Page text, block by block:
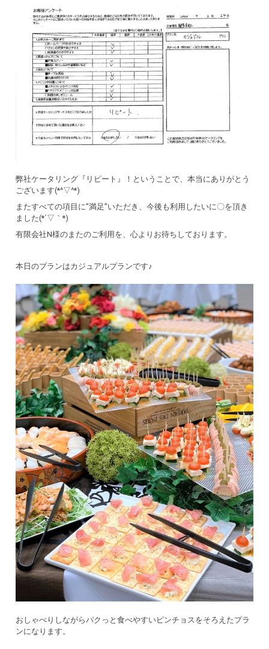
弊社ケータリング『リピート』！ということで、本当にありがとう
ございます(*^▽^*)
またすべての項目に”満足”いただき、今後も利用したいに〇を頂き
ました(*´▽｀*)
有限会社N様のまたのご利用を、心よりお待ちしております。
本日のプランはカジュアルプランです♪
おしゃべりしながらパクっと食べやすいピンチョスをそろえたプラ
ンになります。